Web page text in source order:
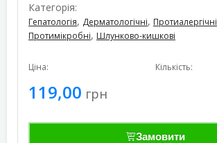
Категорія:
Гепатологія, Дерматологічні, Протиалергічні
Протимікробні, Шлунково-кишкові
Ціна:
119,00 грн
Кількість:
Замовити